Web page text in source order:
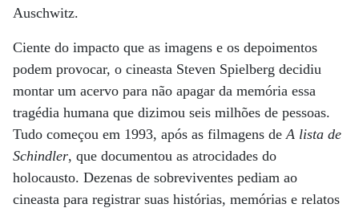
Auschwitz.
Ciente do impacto que as imagens e os depoimentos
podem provocar, o cineasta Steven Spielberg decidiu
montar um acervo para não apagar da memória essa
tragédia humana que dizimou seis milhões de pessoas.
Tudo começou em 1993, após as filmagens deA lista de
Schindler, que documentou as atrocidades do
holocausto. Dezenas de sobreviventes pediam ao
cineasta para registrar suas histórias, memórias e relatos